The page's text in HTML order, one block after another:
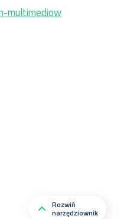
multimediow
Rozwiń
narzędziownik